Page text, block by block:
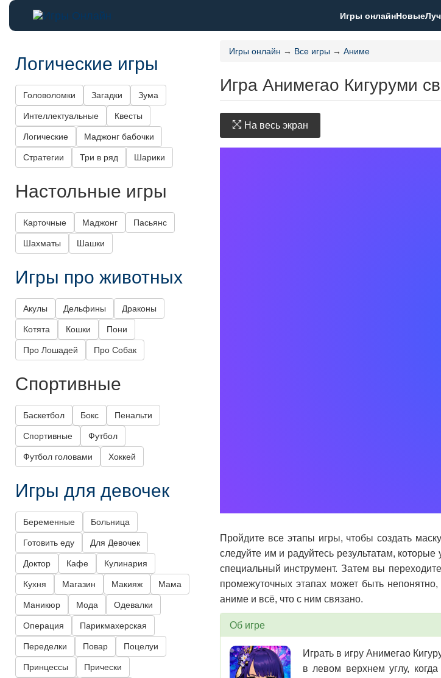
Игры онлайнНовые
Игры онлайн → Все игры → Аниме
Игра Анимегао Кигуруми
На весь экран
Пройдите все этапы игры, чтобы создать
следуйте им и радуйтесь результатам,
специальный инструмент. Затем вы
промежуточных этапах может быть
аниме и всё, что с ним связано.
Об игре
Играть в игру Анимегао
в левом верхнем углу,
Логические игры
Головоломки Загадки Зума
Интеллектуальные Квесты
Логические Маджонг бабочки
Стратегии Три в ряд Шарики
Настольные игры
Карточные Маджонг Пасьянс
Шахматы Шашки
Игры про животных
Акулы Дельфины Драконы
Котята Кошки Пони
Про Лошадей Про Собак
Спортивные
Баскетбол Бокс Пенальти
Спортивные Футбол
Футбол головами Хоккей
Игры для девочек
Беременные Больница
Готовить еду Для Девочек
Доктор Кафе Кулинария
Кухня Магазин Макияж Мама
Маникюр Мода Одевалки
Операция Парикмахерская
Переделки Повар Поцелуи
Принцессы Прически